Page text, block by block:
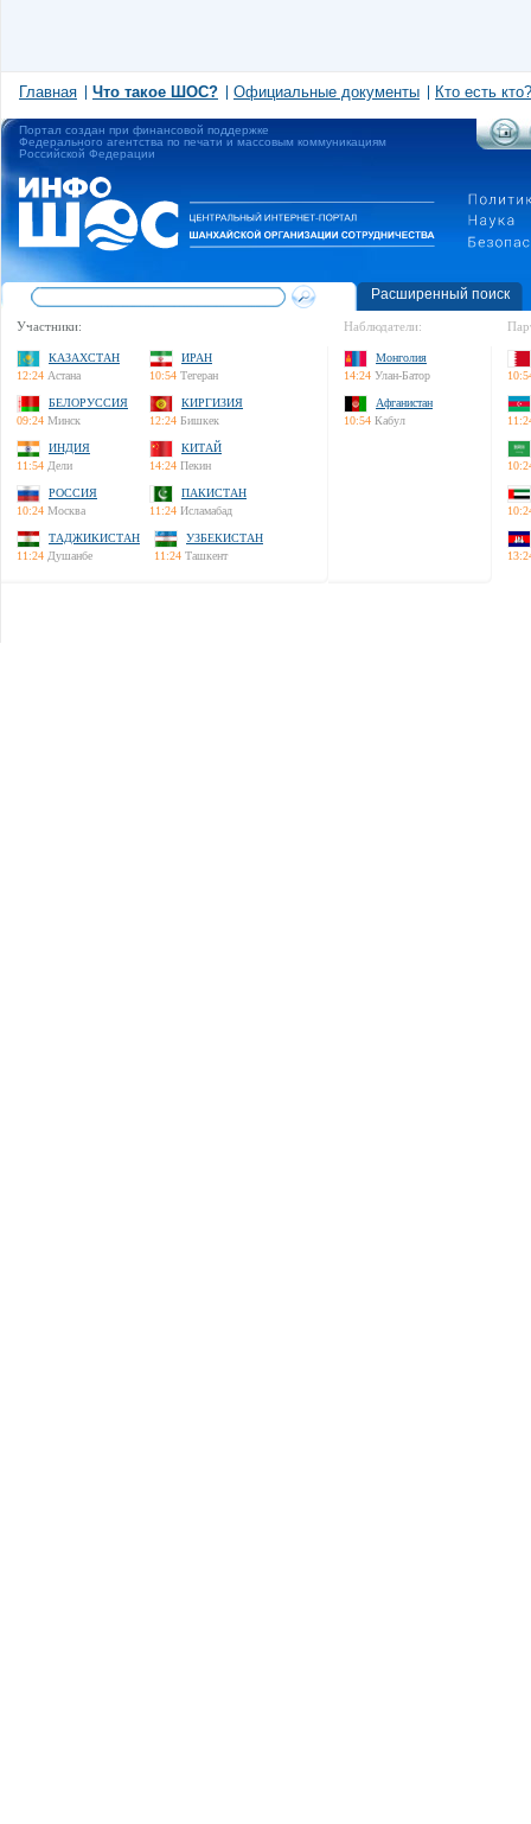
Главная Что такое ШОС? Официальные документы Кто есть кто?
Портал создан при финансовой поддержке
Федерального агентства по печати и массовым коммуникациям
Российской Федерации
Расширенный поиск
Участники:
КАЗАХСТАН
12:24 Астана
ИРАН
10:54 Тегеран
БЕЛОРУССИЯ
09:24 Минск
КИРГИЗИЯ
12:24 Бишкек
ИНДИЯ
11:54 Дели
КИТАЙ
14:24 Пекин
РОССИЯ
10:24 Москва
ПАКИСТАН
11:24 Исламабад
ТАДЖИКИСТАН
11:24 Душанбе
УЗБЕКИСТАН
11:24 Ташкент
Наблюдатели:
Монголия
14:24 Улан-Батор
Афганистан
10:54 Кабул